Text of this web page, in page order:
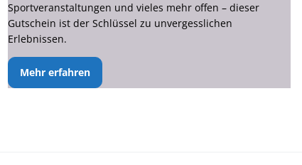
Sportveranstaltungen und vieles mehr offen – dieser
Gutschein ist der Schlüssel zu unvergesslichen
Erlebnissen.
Mehr erfahren